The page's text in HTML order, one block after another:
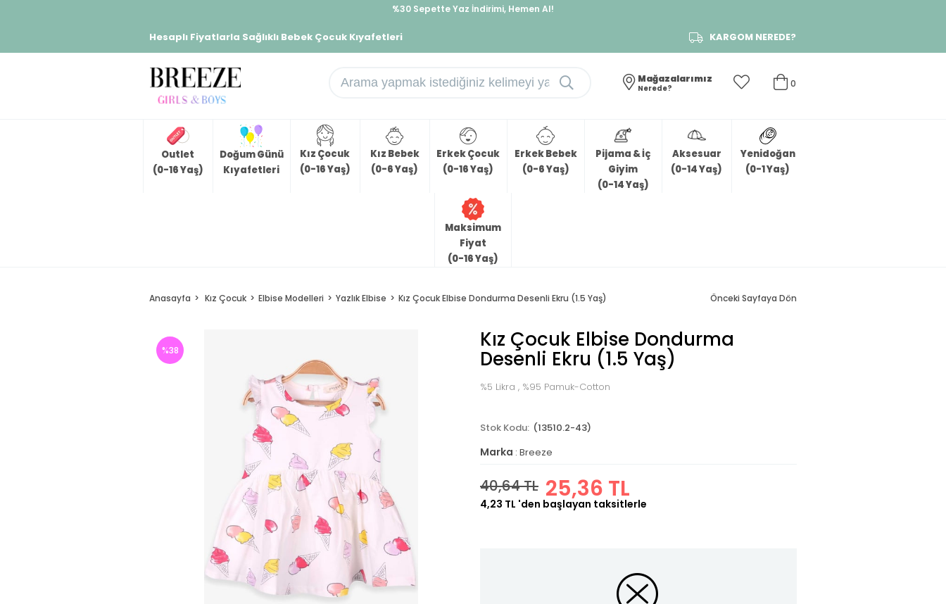
%30 Sepette Yaz İndirimi, Hemen Al!
Hesaplı Fiyatlarla Sağlıklı Bebek Çocuk Kıyafetleri KARGOM NEREDE?
0
Mağazalarımız
Nerede?
Outlet
(0-16 Yaş)
Doğum Günü
Kıyafetleri
Kız Çocuk
(0-16 Yaş)
Kız Bebek
(0-6 Yaş)
Erkek Çocuk
(0-16 Yaş)
Erkek Bebek
(0-6 Yaş)
Pijama & İç
Giyim
(0-14 Yaş)
Aksesuar
(0-14 Yaş)
Yenidoğan
(0-1 Yaş)
Maksimum
Fiyat
(0-16 Yaş)
Anasayfa Kız Çocuk Elbise Modelleri Yazlık Elbise Kız Çocuk Elbise Dondurma Desenli Ekru (1.5 Yaş) Önceki Sayfaya Dön
%38 Kız Çocuk Elbise Dondurma
Desenli Ekru (1.5 Yaş)
%5 Likra , %95 Pamuk-Cotton
(13510.2-43)
Marka : Breeze
40,64 TL 25,36 TL
4,23 TL 'den başlayan taksitlerle